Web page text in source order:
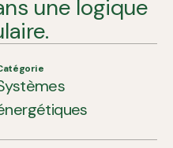
une logique